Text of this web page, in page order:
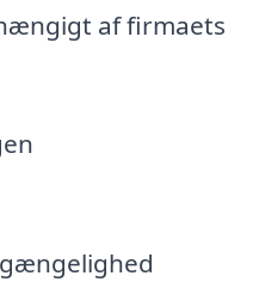
af firmaets